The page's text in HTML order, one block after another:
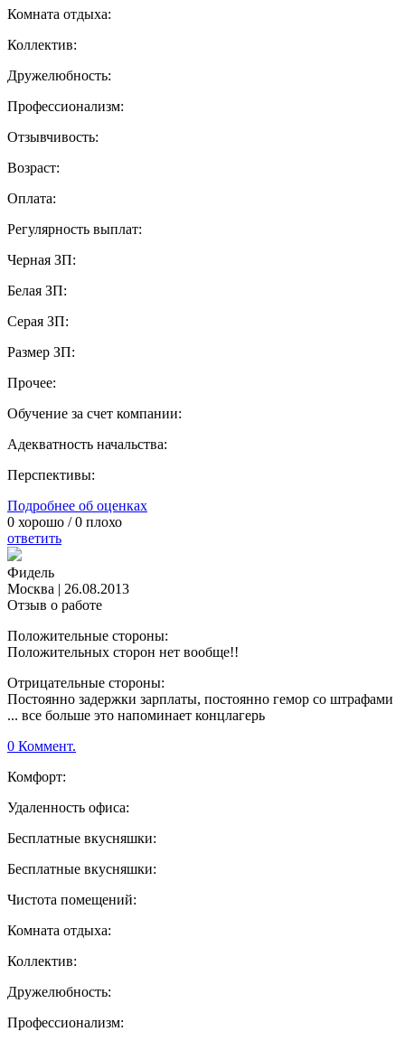
Комната отдыха:
Коллектив:
Дружелюбность:
Профессионализм:
Отзывчивость:
Возраст:
Оплата:
Регулярность выплат:
Черная ЗП:
Белая ЗП:
Серая ЗП:
Размер ЗП:
Прочее:
Обучение за счет компании:
Адекватность начальства:
Перспективы:
Подробнее об оценках
0 хорошо /0 плохо
ответить
Фидель
Москва | 26.08.2013
Отзыв о работе
Положительные стороны:
Положительных сторон нет вообще!!
Отрицательные стороны:
Постоянно задержки зарплаты, постоянно гемор со штрафами
... все больше это напоминает концлагерь
0 Коммент.
Комфорт:
Удаленность офиса:
Бесплатные вкусняшки:
Бесплатные вкусняшки:
Чистота помещений:
Комната отдыха:
Коллектив:
Дружелюбность:
Профессионализм: